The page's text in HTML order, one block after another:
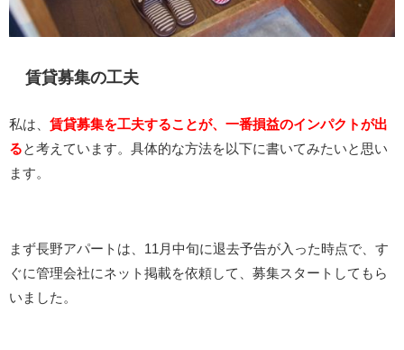
賃貸募集の工夫
私は、 賃貸募集を工夫することが、一番損益のインパクトが出
る と考えています。具体的な方法を以下に書いてみたいと思い
ます。
まず長野アパートは、11月中旬に退去予告が入った時点で、す
ぐに管理会社にネット掲載を依頼して、募集スタートしてもら
いました。